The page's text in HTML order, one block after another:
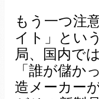
もう一つ注
イト」とい
局、国内で
「誰が儲か
造メーカー